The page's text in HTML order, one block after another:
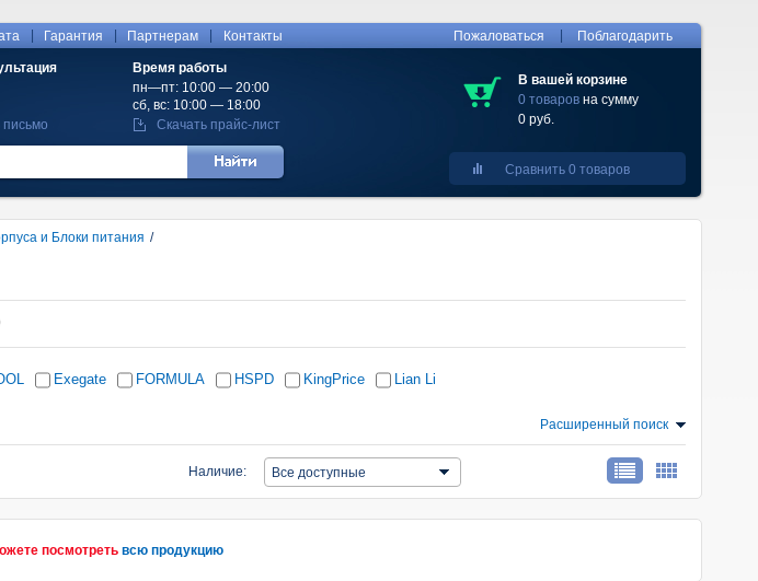
Гарантия Партнерам Контакты
Время работы
пн—пт: 10:00 — 20:00
сб, вс: 10:00 — 18:00
письмо Скачать прайс-лист
Пожаловаться Поблагодарить
В вашей корзине
0 товаров на сумму
0 руб.
Сравнить 0 товаров
и Блоки питания /
Exegate FORMULA HSPD KingPrice Lian Li
Расширенный поиск
Наличие: Все доступные
посмотреть всю продукцию